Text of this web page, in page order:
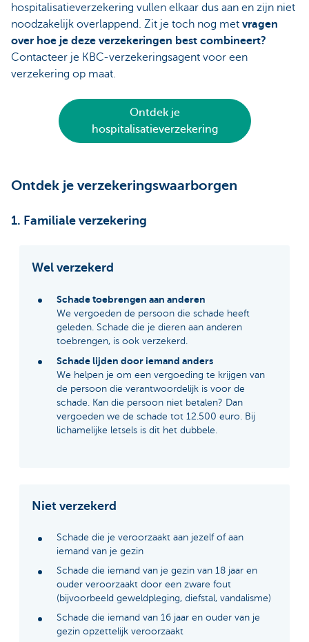
hospitalisatieverzekering vullen elkaar dus aan en zijn niet
noodzakelijk overlappend. Zit je toch nog met vragen
over hoe je deze verzekeringen best combineert?
Contacteer je KBC-verzekeringsagent voor een
verzekering op maat.
Ontdek je
hospitalisatieverzekering
Ontdek je verzekeringswaarborgen
1. Familiale verzekering
Wel verzekerd
Schade toebrengen aan anderen
We vergoeden de persoon die schade heeft
geleden. Schade die je dieren aan anderen
toebrengen, is ook verzekerd.
Schade lijden door iemand anders
We helpen je om een vergoeding te krijgen van
de persoon die verantwoordelijk is voor de
schade. Kan die persoon niet betalen? Dan
vergoeden we de schade tot 12.500 euro. Bij
lichamelijke letsels is dit het dubbele.
Niet verzekerd
Schade die je veroorzaakt aan jezelf of aan
iemand van je gezin
Schade die iemand van je gezin van 18 jaar en
ouder veroorzaakt door een zware fout
(bijvoorbeeld geweldpleging, diefstal, vandalisme)
Schade die iemand van 16 jaar en ouder van je
gezin opzettelijk veroorzaakt